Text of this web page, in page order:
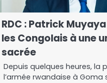
RDC : Patrick
les Congolais à une
sacrée
Depuis quelques heures, la
l’armée rwandaise à Goma